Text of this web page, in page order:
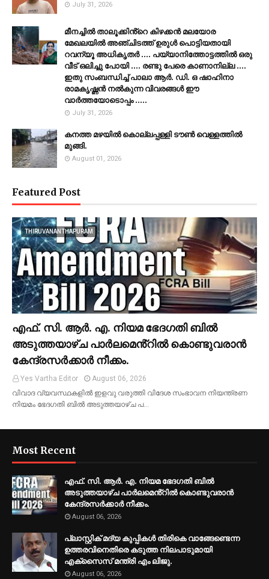
July 31, 2026
മീനച്ചിൽ താലൂക്കിൻ്റെ കിഴക്കൻ മലയോര
മേഖലയിൽ അഞ്ചിടത്ത് ഉരുൾ പൊട്ടിയതായി
റവന്യൂ അധികൃതർ .... പയ്യാനിത്തോട്ടത്തിൽ ഒരു
വീട് ഒലിച്ചു പോയി .... രണ്ടു പേരെ കാണാനില്ല ....
ഇതു സംബന്ധിച്ച് പാലാ ആർ. ഡി. ഒ ഷാഹിനാ
രാമകൃഷ്ണൻ നൽകുന്ന വിവരങ്ങൾ ഈ
വാർത്തയോടൊപ്പം .....
July 31, 2026
കനത്ത മഴയില്‍ കൊല്ലപ്പള്ളി ടൗണ്‍ വെള്ളത്തില്‍
മുങ്ങി.
August 01, 2026
Featured Post
THIRUVANANTHAPURAM
എഫ്. സി. ആർ. എ. നിയമ ഭേദഗതി ബിൽ
അടുത്തയാഴ്ച പാർലമെൻ്റിൽ കൊണ്ടുവരാൻ
കേന്ദ്രസർക്കാർ നീക്കം.
Yes Vartha Editor
August 06, 2026
വിവാദ വ്യവസ്ഥകളിൽ ഇളവു വരുത്തി വിദേശ സംഭാവന നിയന്ത്രണ
നിയമം ഭേദഗതി ബിൽ അടുത്തയാഴ്ച പ…
Most Recent
എഫ്. സി. ആർ. എ. നിയമ ഭേദഗതി ബിൽ
അടുത്തയാഴ്ച പാർലമെൻ്റിൽ കൊണ്ടുവരാൻ
കേന്ദ്രസർക്കാർ നീക്കം.
August 06, 2026
പ്ലാസ്റ്റിക് മദ്യ കുപ്പികൾ തിരികെ വാങ്ങേണ്ടെന്ന
ഉത്തരവിനെതിരെ കടുത്ത നിലപാടുമായി
എക്സൈസ് മന്ത്രി എം ലിജു.
August 06, 2026